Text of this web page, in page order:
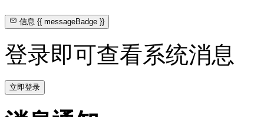
信息{{ messageBadge }}
登录即可查看系统消息
立即登录